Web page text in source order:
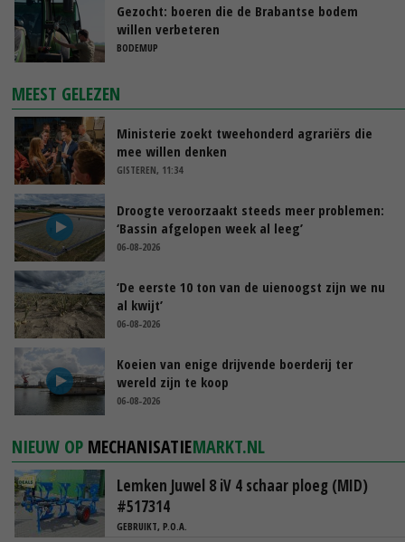
Gezocht: boeren die de Brabantse bodem
willen verbeteren
BODEMUP
MEEST GELEZEN
Ministerie zoekt tweehonderd agrariërs die
mee willen denken
GISTEREN, 11:34
Droogte veroorzaakt steeds meer problemen:
‘Bassin afgelopen week al leeg’
06-08-2026
‘De eerste 10 ton van de uienoogst zijn we nu
al kwijt’
06-08-2026
Koeien van enige drijvende boerderij ter
wereld zijn te koop
06-08-2026
NIEUW OP MECHANISATIEMARKT.NL
Lemken Juwel 8 iV 4 schaar ploeg (MID)
#517314
GEBRUIKT, P.O.A.